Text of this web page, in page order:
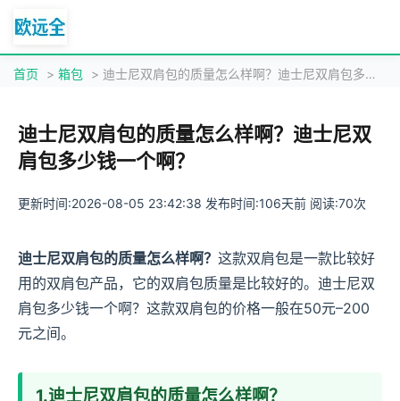
首页 > 箱包 > 迪士尼双肩包的质量怎么样啊？迪士尼双肩包多少钱一个啊？
迪士尼双肩包的质量怎么样啊？迪士尼双
肩包多少钱一个啊？
更新时间:2026-08-05 23:42:38 发布时间:106天前 阅读:70次
迪士尼双肩包的质量怎么样啊？ 这款双肩包是一款比较好
用的双肩包产品，它的双肩包质量是比较好的。迪士尼双
肩包多少钱一个啊？这款双肩包的价格一般在50元–200
元之间。
1.迪士尼双肩包的质量怎么样啊？